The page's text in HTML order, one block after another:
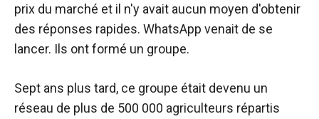
prix du marché et il n'y avait aucun moyen d'obtenir
des réponses rapides. WhatsApp venait de se
lancer. Ils ont formé un groupe.
Sept ans plus tard, ce groupe était devenu un
réseau de plus de 500 000 agriculteurs répartis